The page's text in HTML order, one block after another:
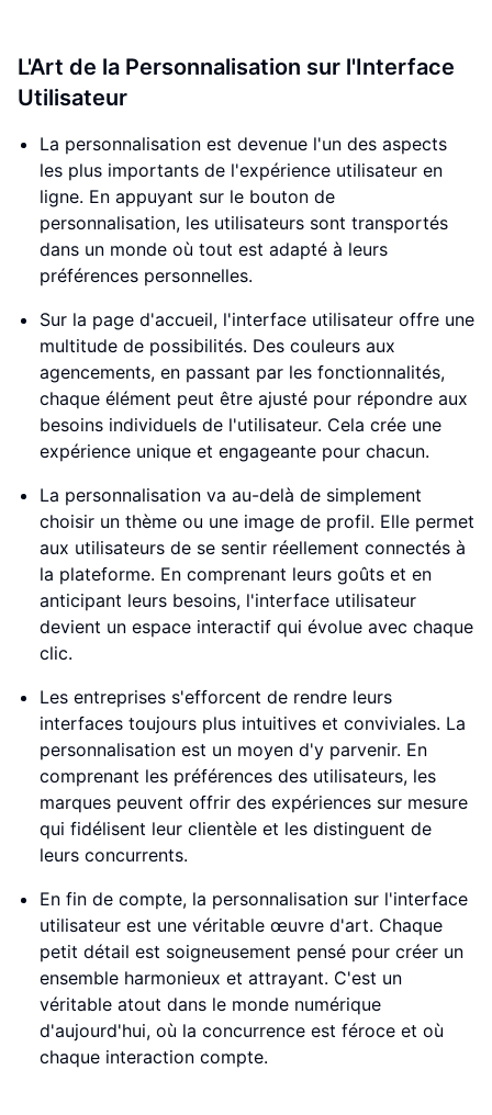
L'Art de la Personnalisation sur l'Interface
Utilisateur
La personnalisation est devenue l'un des aspects
les plus importants de l'expérience utilisateur en
ligne. En appuyant sur le bouton de
personnalisation, les utilisateurs sont transportés
dans un monde où tout est adapté à leurs
préférences personnelles.
Sur la page d'accueil, l'interface utilisateur offre une
multitude de possibilités. Des couleurs aux
agencements, en passant par les fonctionnalités,
chaque élément peut être ajusté pour répondre aux
besoins individuels de l'utilisateur. Cela crée une
expérience unique et engageante pour chacun.
La personnalisation va au-delà de simplement
choisir un thème ou une image de profil. Elle permet
aux utilisateurs de se sentir réellement connectés à
la plateforme. En comprenant leurs goûts et en
anticipant leurs besoins, l'interface utilisateur
devient un espace interactif qui évolue avec chaque
clic.
Les entreprises s'efforcent de rendre leurs
interfaces toujours plus intuitives et conviviales. La
personnalisation est un moyen d'y parvenir. En
comprenant les préférences des utilisateurs, les
marques peuvent offrir des expériences sur mesure
qui fidélisent leur clientèle et les distinguent de
leurs concurrents.
En fin de compte, la personnalisation sur l'interface
utilisateur est une véritable œuvre d'art. Chaque
petit détail est soigneusement pensé pour créer un
ensemble harmonieux et attrayant. C'est un
véritable atout dans le monde numérique
d'aujourd'hui, où la concurrence est féroce et où
chaque interaction compte.